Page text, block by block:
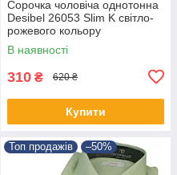
Сорочка чоловіча однотонна
Desibel 26053 Slim K світло-
рожевого кольору
В наявності
310 ₴ 620 ₴
Купити
Топ продажів –50%